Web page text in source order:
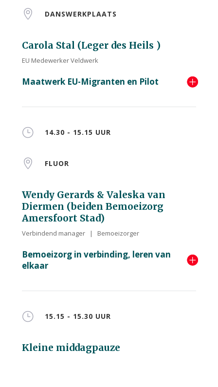
 DANSWERKPLAATS
Carola Stal (Leger des Heils )
EU Medewerker Veldwerk
Maatwerk EU-Migranten en Pilot
} 14.30 - 15.15 UUR
 FLUOR
Wendy Gerards & Valeska van
Diermen (beiden Bemoeizorg
Amersfoort Stad)
Verbindend manager | Bemoeizorger
Bemoeizorg in verbinding, leren van
elkaar
} 15.15 - 15.30 UUR
Kleine middagpauze